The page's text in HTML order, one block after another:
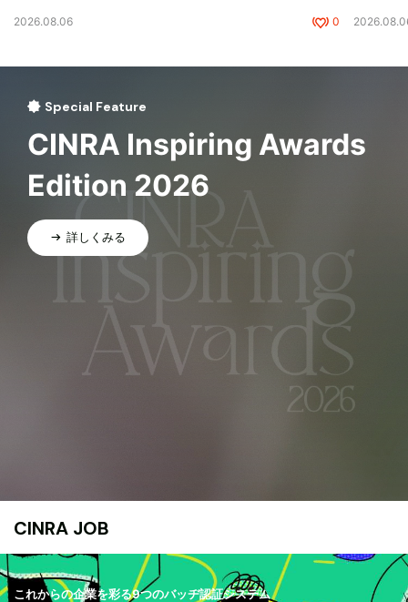
2026.08.06 0
Special Feature
CINRA Inspiring Awards
Edition 2026
詳しくみる
CINRA JOB
これからの企業を彩る9つのバッヂ認証システム